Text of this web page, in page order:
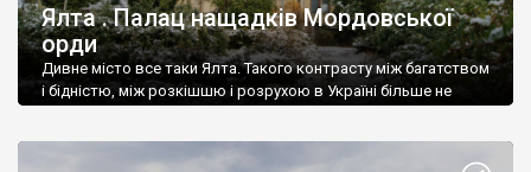
Ялта . Палац нащадків Мордовської
орди
Дивне місто все таки Ялта. Такого контрасту між багатством
і бідністю, між розкішшю і розрухою в Україні більше не